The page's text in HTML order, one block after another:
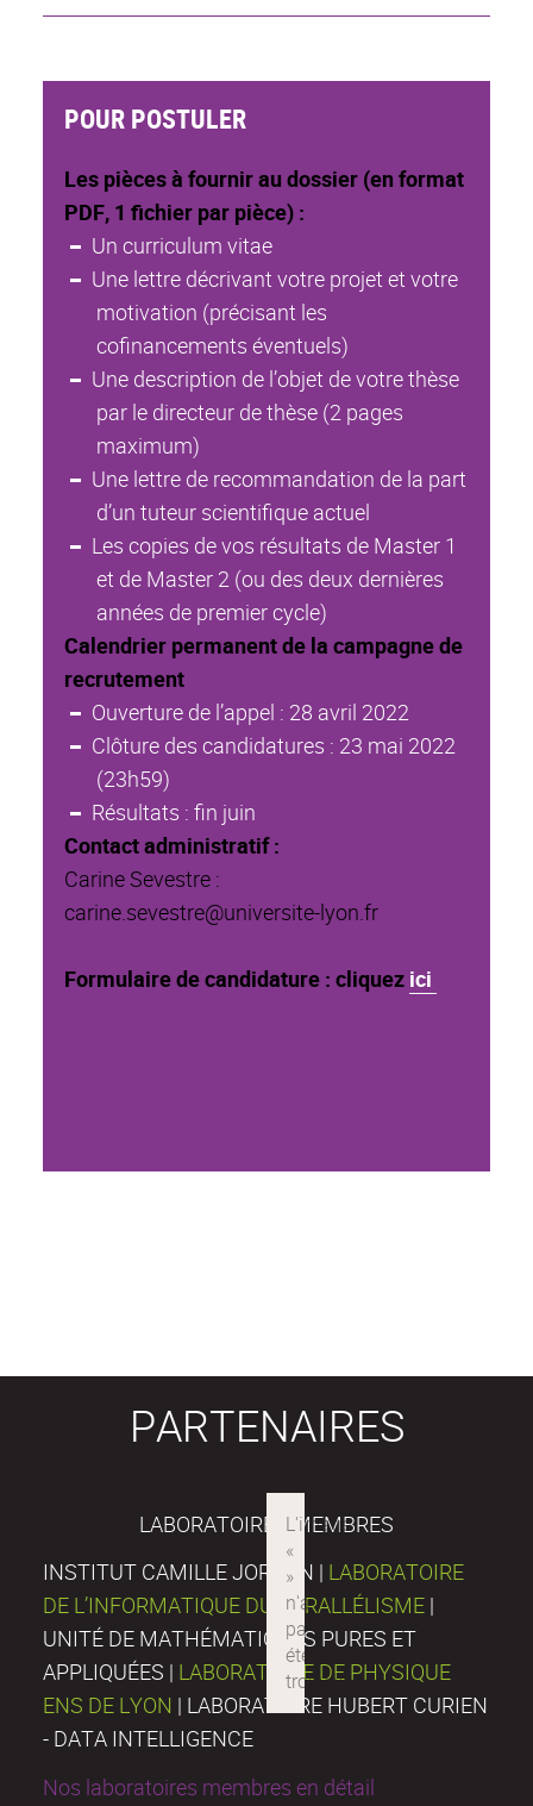
POUR POSTULER
Les pièces à fournir au dossier (en format
PDF, 1 fichier par pièce) :
Un curriculum vitae
Une lettre décrivant votre projet et votre
motivation (précisant les
cofinancements éventuels)
Une description de l’objet de votre thèse
par le directeur de thèse (2 pages
maximum)
Une lettre de recommandation de la part
d’un tuteur scientifique actuel
Les copies de vos résultats de Master 1
et de Master 2 (ou des deux dernières
années de premier cycle)
Calendrier permanent de la campagne de
recrutement
Ouverture de l’appel : 28 avril 2022
Clôture des candidatures : 23 mai 2022
(23h59)
Résultats : fin juin
Contact administratif :
Carine Sevestre :
carine.sevestre@universite-lyon.fr
Formulaire de candidature : cliquez ici
PARTENAIRES
LABORATOIRES MEMBRES
INSTITUT CAMILLE JORDAN | LABORATOIRE
DE L’INFORMATIQUE DU PARALLÉLISME |
UNITÉ DE MATHÉMATIQUES PURES ET
APPLIQUÉES | LABORATOIRE DE PHYSIQUE
ENS DE LYON | LABORATOIRE HUBERT CURIEN
- DATA INTELLIGENCE
Nos laboratoires membres en détail